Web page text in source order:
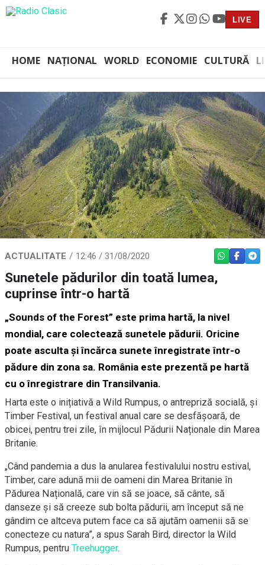
LIVE
HOME NAȚIONAL WORLD ECONOMIE CULTURĂ
ACTUALITATE 12:46 / 31/08/2020 WHATSAPP
Sunetele pădurilor din toată lumea,
cuprinse într-o hartă
„Sounds of the Forest” este prima hartă, la nivel
mondial, care colectează sunetele pădurii. Oricine
poate asculta și încărca sunete înregistrate într-o
pădure din zona sa. România este prezentă pe hartă
cu o înregistrare din Transilvania.
Harta este o inițiativă a Wild Rumpus, o antrepriză socială, și
Timber Festival, un festival anual care se desfășoară, de
obicei, pentru trei zile, în mijlocul Pădurii Naționale din Marea
Britanie.
„Când pandemia a dus la anularea festivalului nostru estival,
Timber, care adună mii de oameni din Marea Britanie în
Pădurea Națională, care vin să se joace, să cânte, să
danseze și să creeze sub bolta pădurii, am început să ne
gândim ce altceva putem face ca să ajutăm oamenii să se
conecteze cu natura”, a spus Sarah Bird, director la Wild
Rumpus, pentru Treehugger.